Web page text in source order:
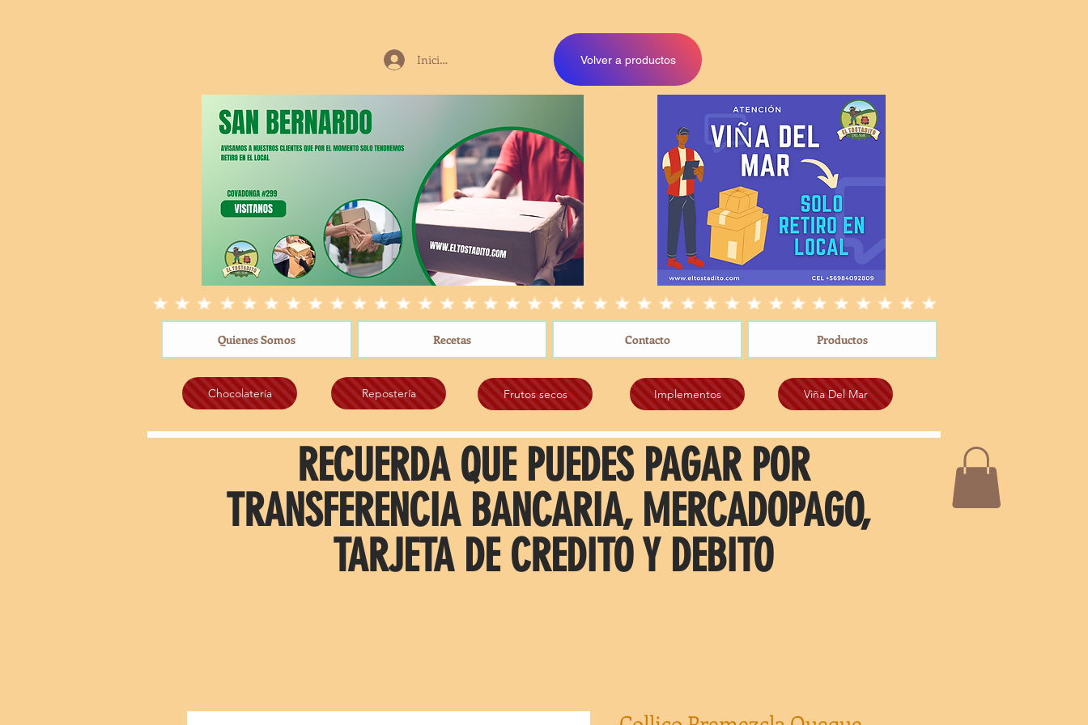
Iniciar sesión Volver a productos
Quienes Somos Recetas Contacto Productos
Chocolatería Repostería Frutos secos Implementos Viña Del Mar
RECUERDA QUE PUEDES PAGAR POR
TRANSFERENCIA BANCARIA, MERCADOPAGO,
TARJETA DE CREDITO Y DEBITO